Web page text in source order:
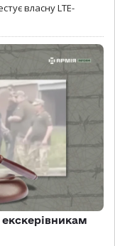
власну LTE-